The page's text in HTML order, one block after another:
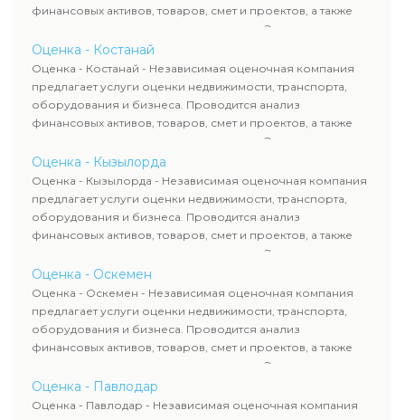
финансовых активов, товаров, смет и проектов, а также
оценка животных и недропользования. Эксперты
определяют рыночную стоимость имущества и
рассчитывают ущерб. Все отчеты соответствуют
требованиям законодательства и используются для
сделок, кредитования и судебных процессов.
Оценка - Костанай
Оценка - Костанай - Независимая оценочная компания
предлагает услуги оценки недвижимости, транспорта,
оборудования и бизнеса. Проводится анализ
финансовых активов, товаров, смет и проектов, а также
оценка животных и недропользования. Эксперты
определяют рыночную стоимость имущества и
рассчитывают ущерб. Все отчеты соответствуют
требованиям законодательства и используются для
сделок, кредитования и судебных процессов.
Оценка - Кызылорда
Оценка - Кызылорда - Независимая оценочная компания
предлагает услуги оценки недвижимости, транспорта,
оборудования и бизнеса. Проводится анализ
финансовых активов, товаров, смет и проектов, а также
оценка животных и недропользования. Эксперты
определяют рыночную стоимость имущества и
рассчитывают ущерб. Все отчеты соответствуют
требованиям законодательства и используются для
сделок, кредитования и судебных процессов.
Оценка - Оскемен
Оценка - Оскемен - Независимая оценочная компания
предлагает услуги оценки недвижимости, транспорта,
оборудования и бизнеса. Проводится анализ
финансовых активов, товаров, смет и проектов, а также
оценка животных и недропользования. Эксперты
определяют рыночную стоимость имущества и
рассчитывают ущерб. Все отчеты соответствуют
Оценка - Павлодар
Оценка - Павлодар - Независимая оценочная компания